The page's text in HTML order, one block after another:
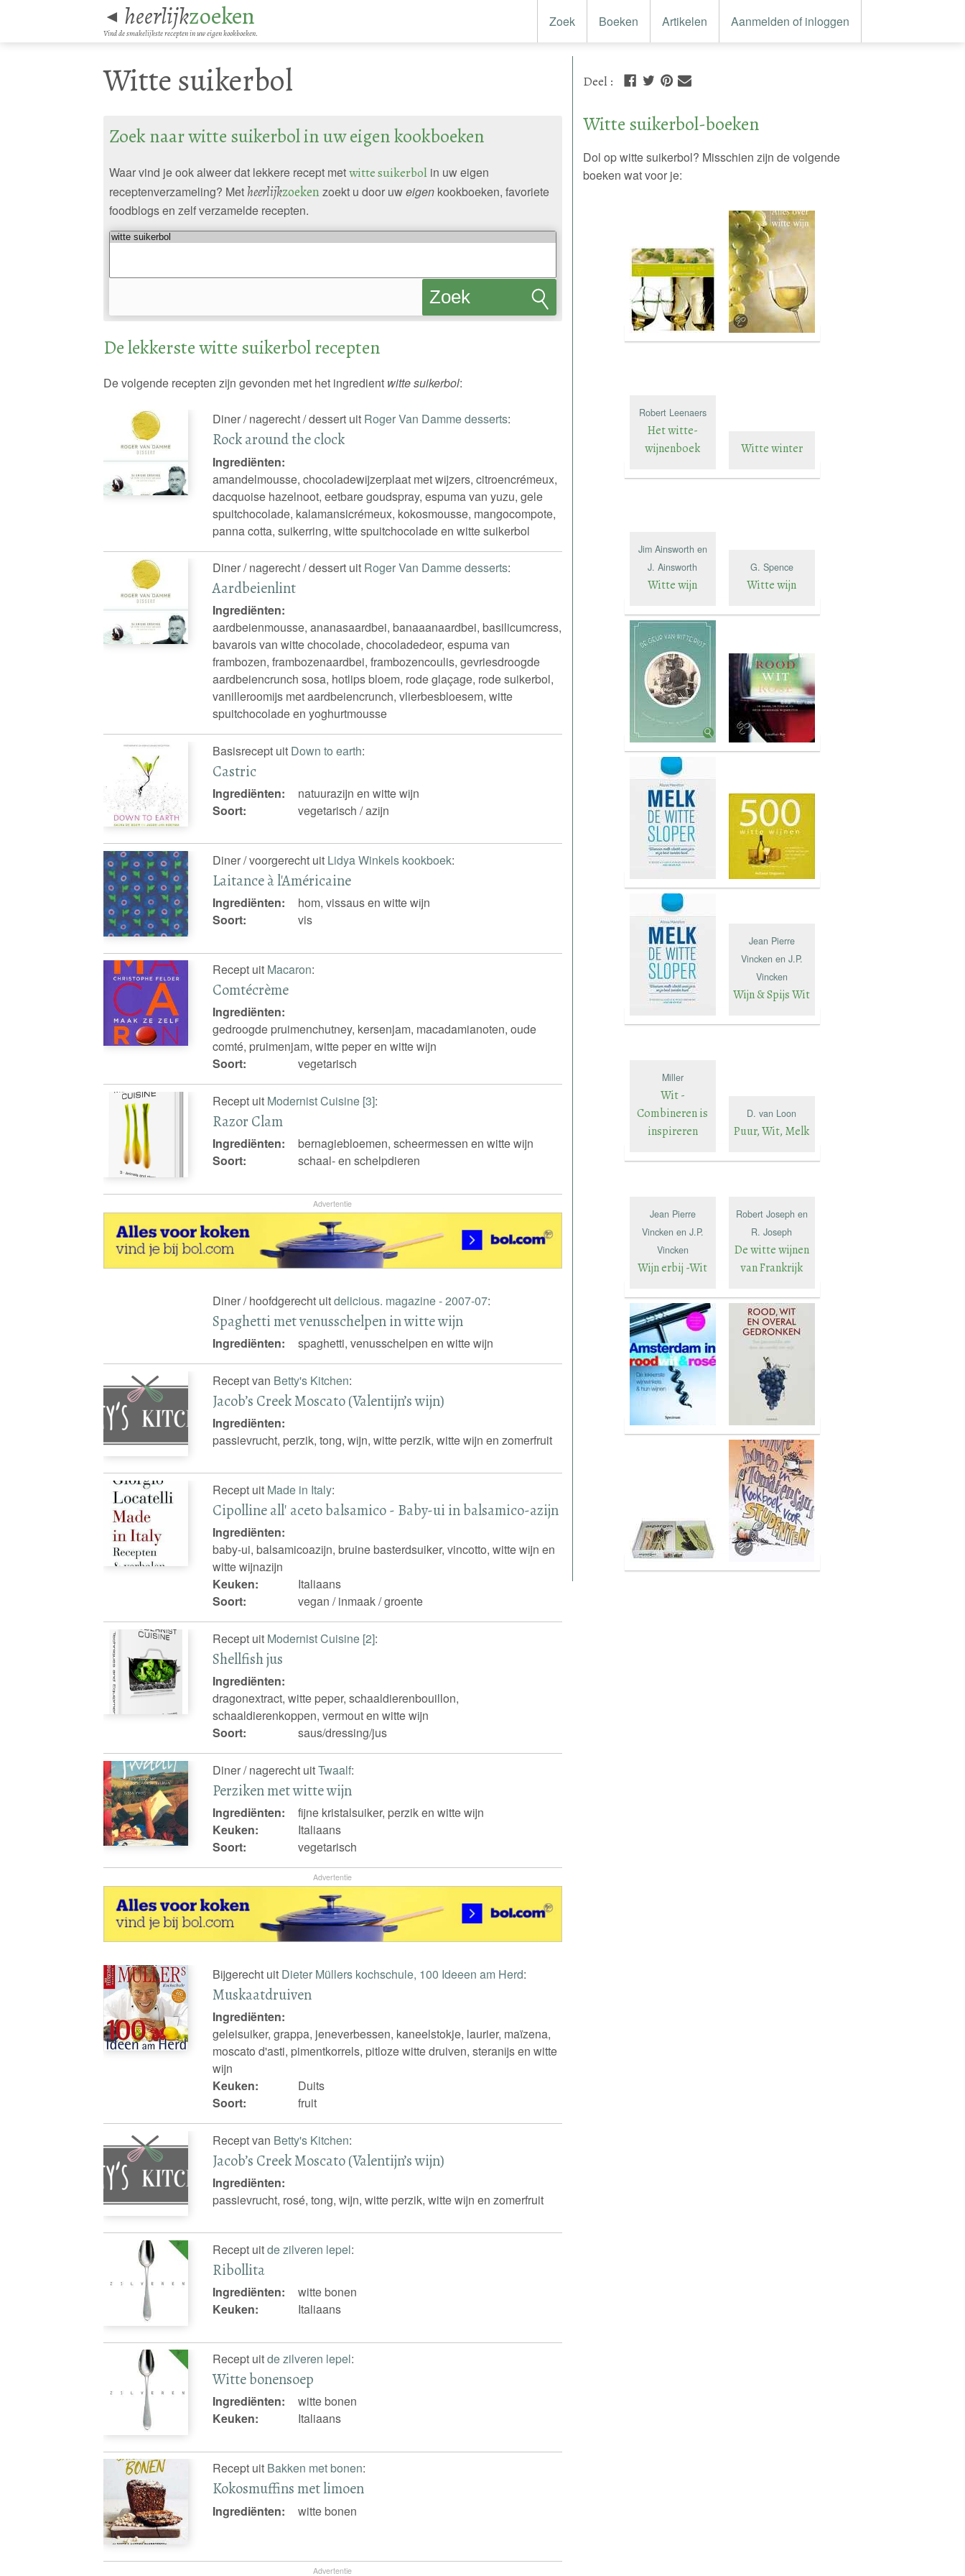
◄ heerlijkzoeken
Vind de smakelijkste recepten in uw eigen kookboeken.
Zoek Boeken Artikelen Aanmelden of inloggen
Witte suikerbol
Zoek naar witte suikerbol in uw eigen kookboeken
Waar vind je ook alweer dat lekkere recept metwitte suikerbolin uw eigen
receptenverzameling? Met heerlijkzoekenzoekt u door uweigenkookboeken, favoriete
foodblogs en zelf verzamelde recepten.
Zoek
De lekkerste witte suikerbol recepten
De volgende recepten zijn gevonden met het ingredient witte suikerbol:
Diner / nagerecht / dessert uit Roger Van Damme desserts:
Rock around the clock
Ingrediënten:
amandelmousse, chocoladewijzerplaat met wijzers, citroencrémeux,
dacquoise hazelnoot, eetbare goudspray, espuma van yuzu, gele
spuitchocolade, kalamansicrémeux, kokosmousse, mangocompote,
panna cotta, suikerring, witte spuitchocolade en witte suikerbol
Diner / nagerecht / dessert uit Roger Van Damme desserts:
Aardbeienlint
Ingrediënten:
aardbeienmousse, ananasaardbei, banaaanaardbei, basilicumcress,
bavarois van witte chocolade, chocoladedeor, espuma van
frambozen, frambozenaardbei, frambozencoulis, gevriesdroogde
aardbeiencrunch sosa, hotlips bloem, rode glaçage, rode suikerbol,
vanilleroomijs met aardbeiencrunch, vlierbesbloesem, witte
spuitchocolade en yoghurtmousse
Basisrecept uit Down to earth:
Castric
Ingrediënten:
natuurazijn en witte wijn
Soort:
vegetarisch / azijn
Diner / voorgerecht uit Lidya Winkels kookboek:
Laitance à l'Américaine
Ingrediënten:
hom, vissaus en witte wijn
Soort:
vis
Recept uit Macaron:
Comtécrème
Ingrediënten:
gedroogde pruimenchutney, kersenjam, macadamianoten, oude
comté, pruimenjam, witte peper en witte wijn
Soort:
vegetarisch
Recept uit Modernist Cuisine [3]:
Razor Clam
Ingrediënten:
bernagiebloemen, scheermessen en witte wijn
Soort:
schaal- en schelpdieren
Advertentie
Diner / hoofdgerecht uitdelicious. magazine - 2007-07:
Spaghetti met venusschelpen in witte wijn
Ingrediënten: spaghetti, venusschelpen en witte wijn
Recept van Betty's Kitchen:
Jacob’s Creek Moscato (Valentijn’s wijn)
Ingrediënten:
passievrucht, perzik, tong, wijn, witte perzik, witte wijn en zomerfruit
Recept uit Made in Italy:
Cipolline all' aceto balsamico - Baby-ui in balsamico-azijn
Ingrediënten:
baby-ui, balsamicoazijn, bruine basterdsuiker, vincotto, witte wijn en
witte wijnazijn
Keuken:
Italiaans
Soort:
vegan / inmaak / groente
Recept uit Modernist Cuisine [2]:
Shellfish jus
Ingrediënten:
dragonextract, witte peper, schaaldierenbouillon,
schaaldierenkoppen, vermout en witte wijn
Soort:
saus/dressing/jus
Diner / nagerecht uitTwaalf:
Perziken met witte wijn
Ingrediënten:
fijne kristalsuiker, perzik en witte wijn
Keuken:
Italiaans
Soort:
vegetarisch
Advertentie
Bijgerecht uit Dieter Müllers kochschule, 100 Ideeen am Herd:
Muskaatdruiven
Ingrediënten:
geleisuiker, grappa, jeneverbessen, kaneelstokje, laurier, maïzena,
moscato d'asti, pimentkorrels, pitloze witte druiven, steranijs en witte
wijn
Keuken:
Duits
Soort:
fruit
Recept van Betty's Kitchen:
Jacob’s Creek Moscato (Valentijn’s wijn)
Ingrediënten:
passievrucht, rosé, tong, wijn, witte perzik, witte wijn en zomerfruit
Recept uitde zilveren lepel:
Ribollita
Ingrediënten:
witte bonen
Keuken:
Italiaans
Recept uitde zilveren lepel:
Witte bonensoep
Ingrediënten:
witte bonen
Keuken:
Italiaans
Recept uit Bakken met bonen:
Kokosmuffins met limoen
Ingrediënten: witte bonen
Advertentie
Deel :
Witte suikerbol-boeken
Dol op witte suikerbol? Misschien zijn de volgende
boeken wat voor je:
Robert Leenaers
Het witte-
wijnenboek
Witte winter
Jim Ainsworth en
J. Ainsworth
Witte wijn
G. Spence
Witte wijn
Jean Pierre
Vincken en J.P.
Vincken
Wijn & Spijs Wit
Miller
Wit -
Combineren is
inspireren
D. van Loon
Puur, Wit, Melk
Jean Pierre
Vincken en J.P.
Vincken
Wijn erbij -Wit
Robert Joseph en
R. Joseph
De witte wijnen
van Frankrijk